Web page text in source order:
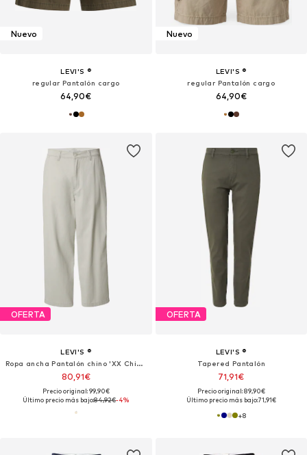
Nuevo
LEVI'S ®
regular Pantalón cargo
64,90€
Nuevo
LEVI'S ®
regular Pantalón cargo
64,90€
OFERTA
LEVI'S ®
Ropa ancha Pantalón chino 'XX Chino Baggy'
80,91€
Precio original: 99,90€
Último precio más bajo:84,92€-4%
OFERTA
LEVI'S ®
Tapered Pantalón
71,91€
Precio original: 89,90€
Último precio más bajo:71,91€
+8